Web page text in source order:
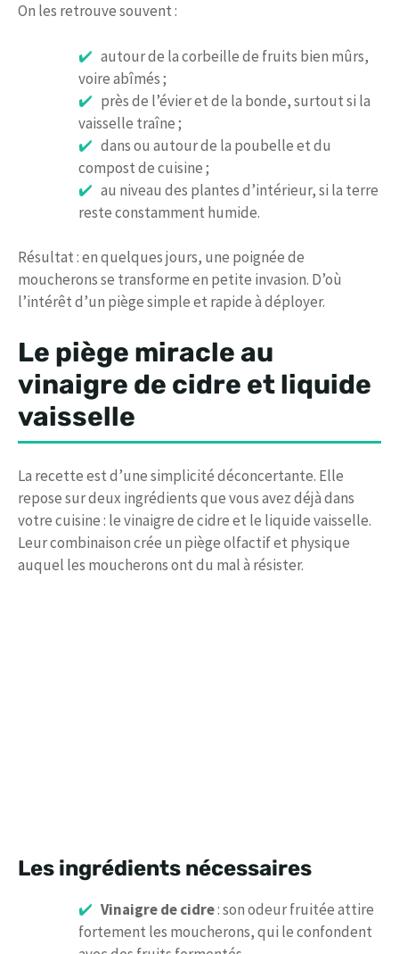
On les retrouve souvent :
autour de la corbeille de fruits bien mûrs,
voire abîmés ;
près de l’évier et de la bonde, surtout si la
vaisselle traîne ;
dans ou autour de la poubelle et du
compost de cuisine ;
au niveau des plantes d’intérieur, si la terre
reste constamment humide.
Résultat : en quelques jours, une poignée de
moucherons se transforme en petite invasion. D’où
l’intérêt d’un piège simple et rapide à déployer.
Le piège miracle au
vinaigre de cidre et liquide
vaisselle
La recette est d’une simplicité déconcertante. Elle
repose sur deux ingrédients que vous avez déjà dans
votre cuisine : le vinaigre de cidre et le liquide vaisselle.
Leur combinaison crée un piège olfactif et physique
auquel les moucherons ont du mal à résister.
Les ingrédients nécessaires
Vinaigre de cidre: son odeur fruitée attire
fortement les moucherons, qui le confondent